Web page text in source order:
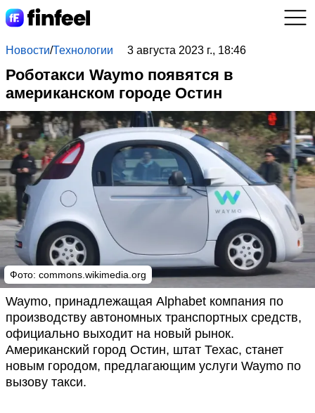
Новости/Технологии 3 августа 2023 г., 18:46
Роботакси Waymo появятся в
американском городе Остин
Фото: commons.wikimedia.org
Waymo, принадлежащая Alphabet компания по
производству автономных транспортных средств,
официально выходит на новый рынок.
Американский город Остин, штат Техас, станет
новым городом, предлагающим услуги Waymo по
вызову такси.